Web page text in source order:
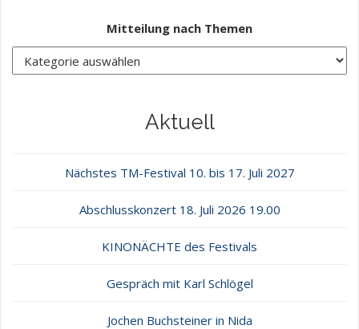
Mitteilung nach Themen
Aktuell
Nächstes TM-Festival 10. bis 17. Juli 2027
Abschlusskonzert 18. Juli 2026 19.00
KINONÄCHTE des Festivals
Gespräch mit Karl Schlögel
Jochen Buchsteiner in Nida